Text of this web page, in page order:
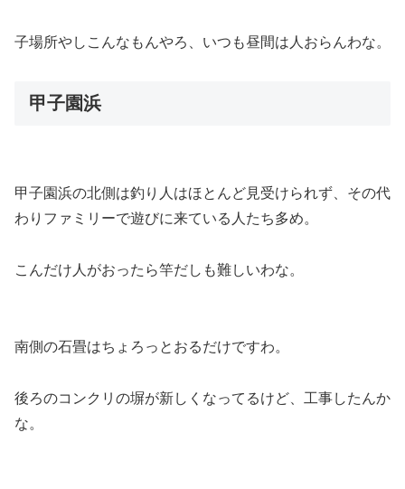
子場所やしこんなもんやろ、いつも昼間は人おらんわな。
甲子園浜
甲子園浜の北側は釣り人はほとんど見受けられず、その代
わりファミリーで遊びに来ている人たち多め。
こんだけ人がおったら竿だしも難しいわな。
南側の石畳はちょろっとおるだけですわ。
後ろのコンクリの塀が新しくなってるけど、工事したんか
な。